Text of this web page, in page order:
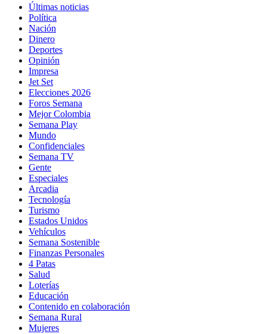
Últimas noticias
Política
Nación
Dinero
Deportes
Opinión
Impresa
Jet Set
Elecciones 2026
Foros Semana
Mejor Colombia
Semana Play
Mundo
Confidenciales
Semana TV
Gente
Especiales
Arcadia
Tecnología
Turismo
Estados Unidos
Vehículos
Semana Sostenible
Finanzas Personales
4 Patas
Salud
Loterías
Educación
Contenido en colaboración
Semana Rural
Mujeres